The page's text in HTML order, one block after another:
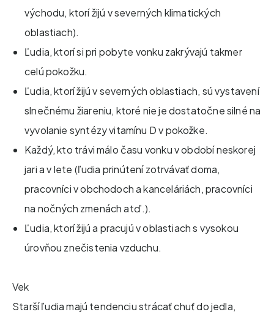
východu, ktorí žijú v severných klimatických
oblastiach).
Ľudia, ktorí si pri pobyte vonku zakrývajú takmer
celú pokožku.
Ľudia, ktorí žijú v severných oblastiach, sú vystavení
slnečnému žiareniu, ktoré nie je dostatočne silné na
vyvolanie syntézy vitamínu D v pokožke.
Každý, kto trávi málo času vonku v období neskorej
jari a v lete (ľudia prinútení zotrvávať doma,
pracovníci v obchodoch a kanceláriách, pracovníci
na nočných zmenách atď.).
Ľudia, ktorí žijú a pracujú v oblastiach s vysokou
úrovňou znečistenia vzduchu.
Vek
Starší ľudia majú tendenciu strácať chuť do jedla,